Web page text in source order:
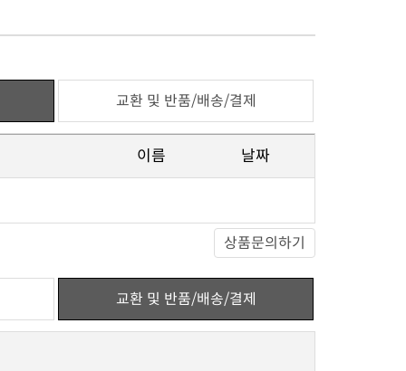
교환 및 반품/배송/결제
이름 날짜
상품문의하기
교환 및 반품/배송/결제